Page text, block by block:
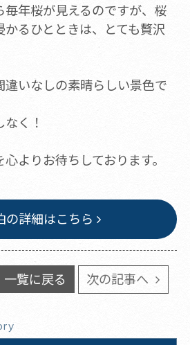
毎年桜が見えるのですが、桜
るひとときは、とても贅沢
いなしの素晴らしい景色で
く！
よりお待ちしております。
の詳細はこちら
一覧に戻る 次の記事へ